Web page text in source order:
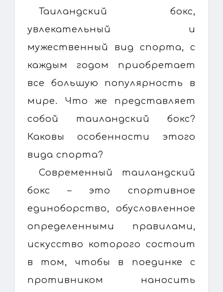
Таиландский бокс,
увлекательный и
мужественный вид спорта, с
каждым годом приобретает
все большую популярность в
мире. Что же представляет
собой таиландский бокс?
Каковы особенности этого
вида спорта?
Современный таиландский
бокс – это спортивное
единоборство, обусловленное
определенными правилами,
искусство которого состоит
в том, чтобы в поединке с
противником наносить